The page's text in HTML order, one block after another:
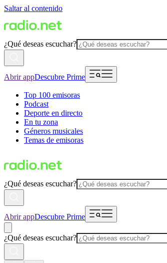
Saltar al contenido
¿Qué deseas escuchar?
Abrir appDescubre Prime
Top 100 emisoras
Podcast
Deporte en directo
En tu zona
Géneros musicales
Temas de emisoras
¿Qué deseas escuchar?
Abrir appDescubre Prime
¿Qué deseas escuchar?